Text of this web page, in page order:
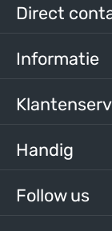
Follow us
Direct
Informatie
Handig